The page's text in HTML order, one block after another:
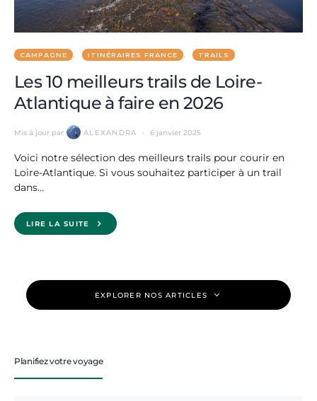
CAMPAGNE ITINÉRAIRES FRANCE TRAILS
Les 10 meilleurs trails de Loire-
Atlantique à faire en 2026
Mis à jour par ALEXANDRA 6 janvier 2025
Voici notre sélection des meilleurs trails pour courir en
Loire-Atlantique. Si vous souhaitez participer à un trail
dans…
LIRE LA SUITE
EXPLORER NOS ARTICLES
Planifiez votre voyage